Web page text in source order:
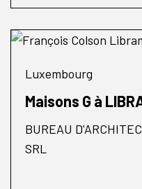
Luxembourg
Maisons G à
BUREAU
SRL